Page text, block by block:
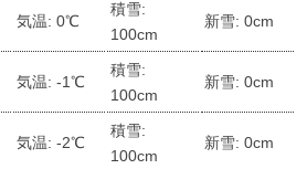
気温: 0℃
積雪:
100cm
新雪: 0cm
気温: -1℃
積雪:
100cm
新雪: 0cm
気温: -2℃
積雪:
100cm
新雪: 0cm